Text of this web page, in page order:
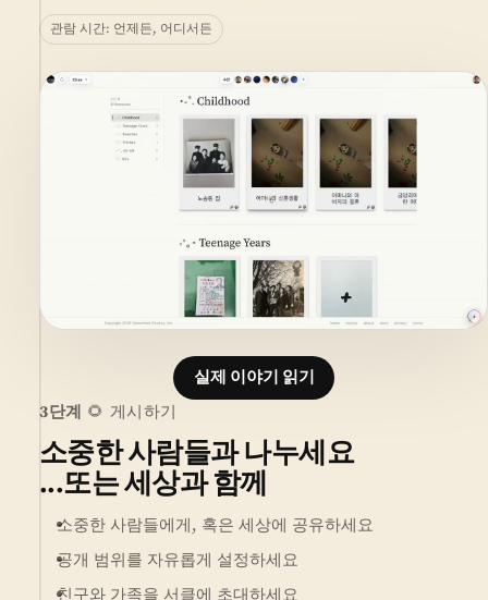
관람 시간: 언제든, 어디서든
실제 이야기 읽기
3단계 🌻 게시하기
소중한 사람들과 나누세요
...또는 세상과 함께
소중한 사람들에게, 혹은 세상에 공유하세요
공개 범위를 자유롭게 설정하세요
친구와 가족을 서클에 초대하세요